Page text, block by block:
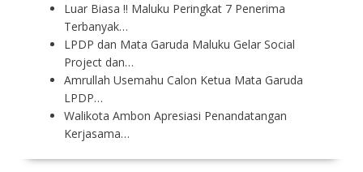
Luar Biasa !! Maluku Peringkat 7 Penerima
Terbanyak…
LPDP dan Mata Garuda Maluku Gelar Social
Project dan…
Amrullah Usemahu Calon Ketua Mata Garuda
LPDP…
Walikota Ambon Apresiasi Penandatangan
Kerjasama…